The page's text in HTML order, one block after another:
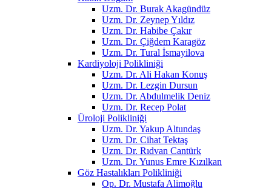
Uzm. Dr. Burak Akagündüz
Uzm. Dr. Zeynep Yıldız
Uzm. Dr. Habibe Çakır
Uzm. Dr. Çiğdem Karagöz
Uzm. Dr. Tural İsmayilova
Kardiyoloji Polikliniği
Uzm. Dr. Ali Hakan Konuş
Uzm. Dr. Lezgin Dursun
Uzm. Dr. Abdulmelik Deniz
Uzm. Dr. Recep Polat
Üroloji Polikliniği
Uzm. Dr. Yakup Altundaş
Uzm. Dr. Cihat Tektaş
Uzm. Dr. Rıdvan Cantürk
Uzm. Dr. Yunus Emre Kızılkan
Göz Hastalıkları Polikliniği
Op. Dr. Mustafa Alimoğlu